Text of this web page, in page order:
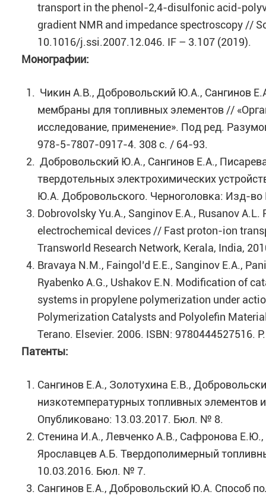
transport in the phenol-2,4-disulfonic acid-
gradient NMR and impedance spectroscopy //
10.1016/j.ssi.2007.12.046. IF – 3.107 (2019).
Монографии:
Чикин А.В., Добровольский Ю.А., Сангинов
мембраны для топливных элементов //
исследование, применение». Под ред.
978-5-7807-0917-4. 308 c. / 64-93.
Добровольский Ю.А., Сангинов Е.А.,
твердотельных электрохимических
Ю.А. Добровольского. Черноголовка: Изд-
Dobrovolsky Yu.A., Sanginov E.A., Rusanov
electrochemical devices // Fast proton-ion
Transworld Research Network, Kerala, India,
Bravaya N.M., Faingol’d E.E., Sanginov E.A.,
Ryabenko A.G., Ushakov E.N. Modification of
systems in propylene polymerization under
Polymerization Catalysts and Polyolefin
Terano. Elsevier. 2006. ISBN: 9780444527516.
Патенты:
Сангинов Е.А., Золотухина Е.В.,
низкотемпературных топливных элементов
Опубликовано: 13.03.2017. Бюл. № 8.
Стенина И.А., Левченко А.В., Сафронова
Ярославцев А.Б. Твердополимерный
10.03.2016. Бюл. № 7.
Сангинов Е.А., Добровольский Ю.А. Способ